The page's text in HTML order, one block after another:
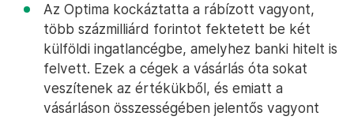
Az Optima kockáztatta a rábízott vagyont,
több százmilliárd forintot fektetett be két
külföldi ingatlancégbe, amelyhez banki hitelt is
felvett. Ezek a cégek a vásárlás óta sokat
veszítenek az értékükből, és emiatt a
vásárláson összességében jelentős vagyont